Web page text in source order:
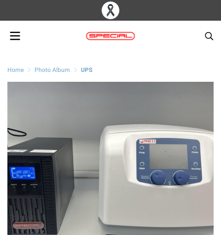
Home Photo Album UPS